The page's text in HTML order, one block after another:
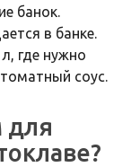
банок.
в банке.
где нужно
соус.
для